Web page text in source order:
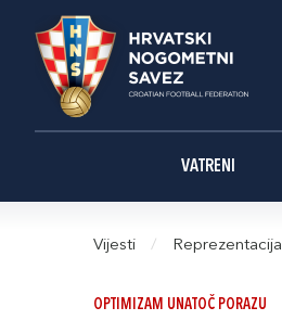
VATRENI
Vijesti / Reprezentacija
OPTIMIZAM UNATOČ PORAZU